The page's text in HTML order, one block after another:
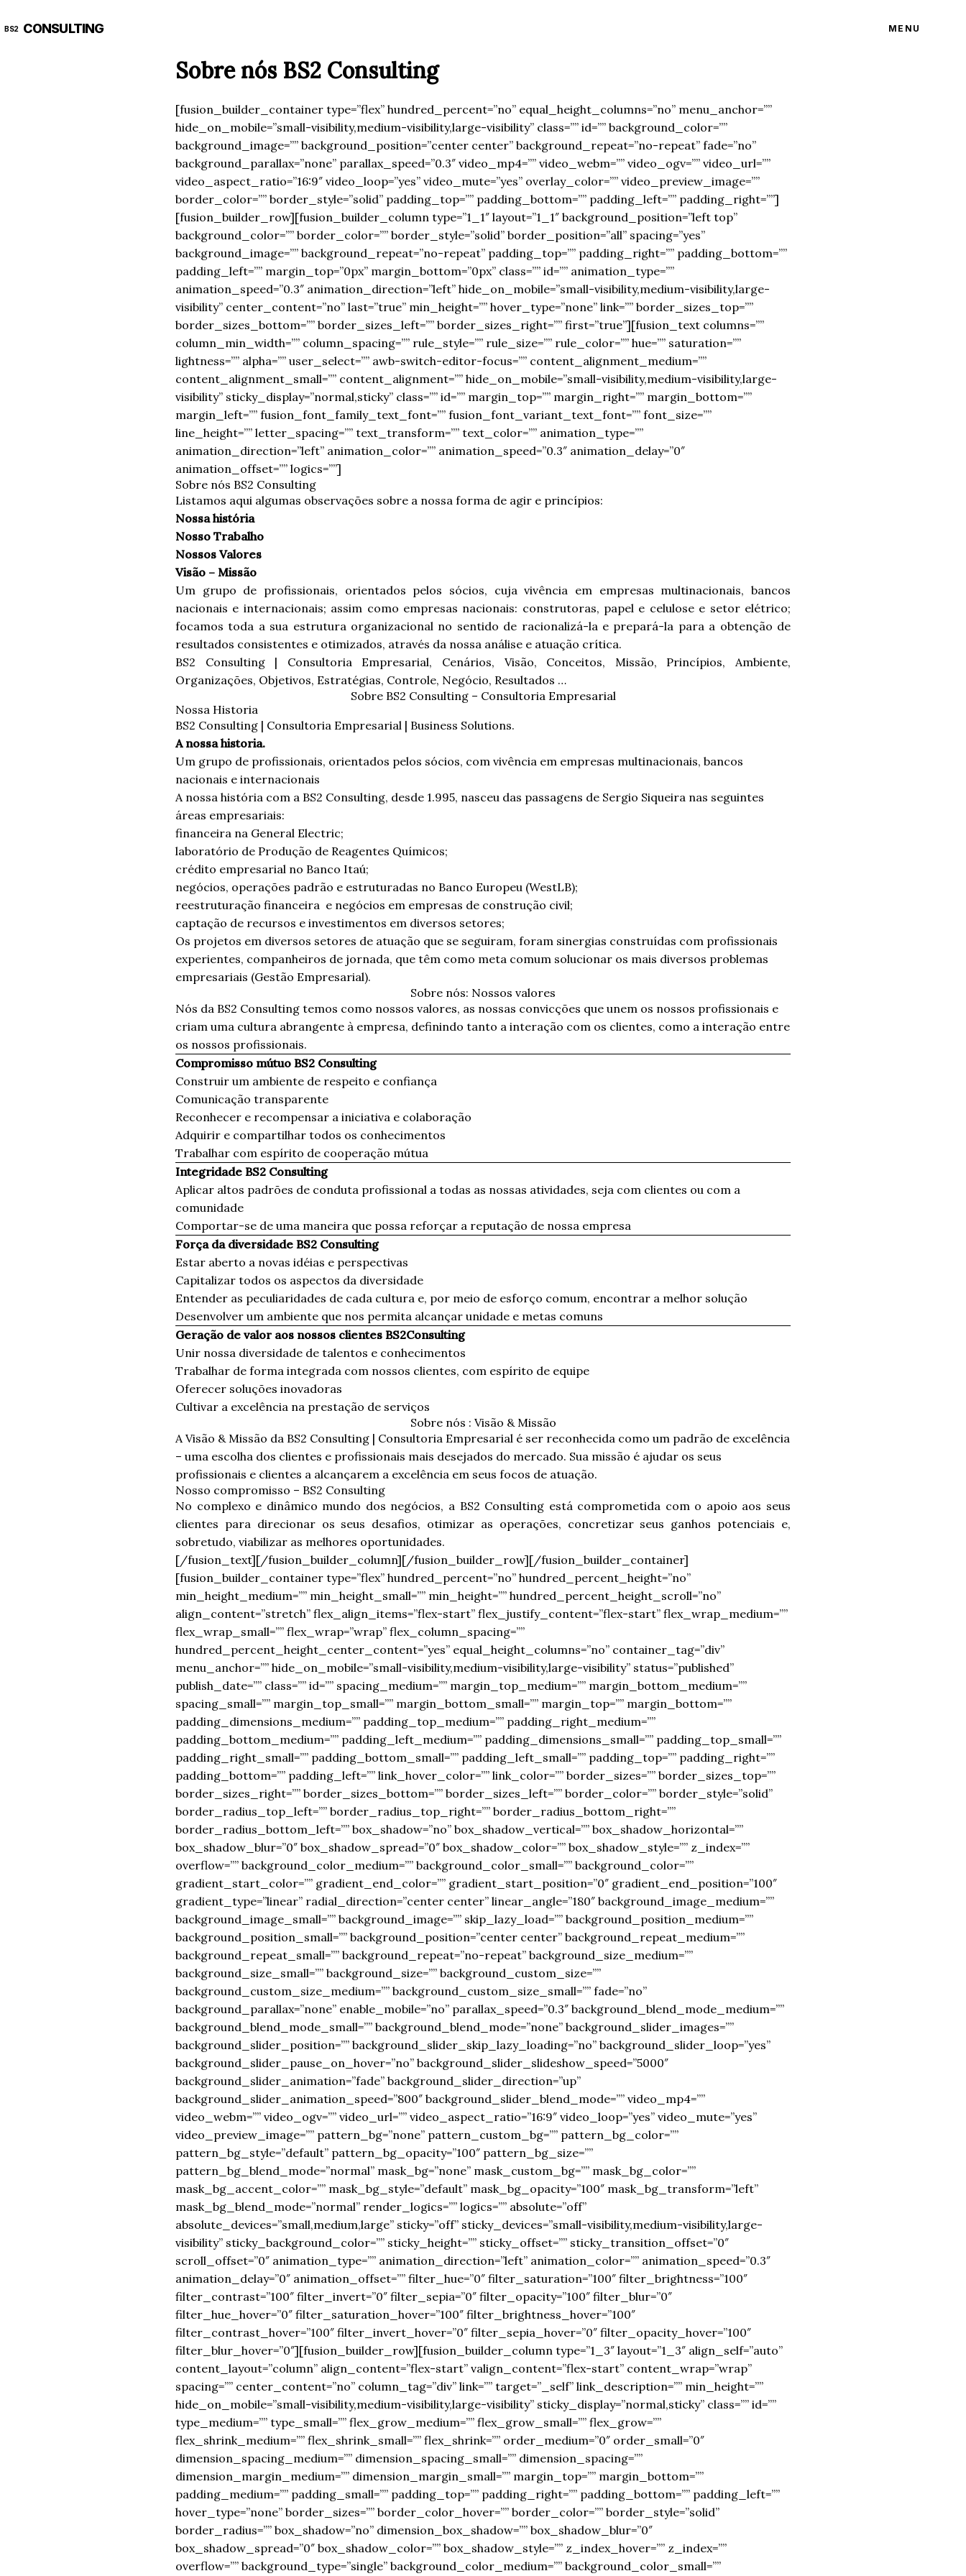
BS2 CONSULTING MENU
Sobre nós BS2 Consulting
[fusion_builder_container type=”flex” hundred_percent=”no” equal_height_columns=”no” menu_anchor=””
hide_on_mobile=”small-visibility,medium-visibility,large-visibility” class=”” id=”” background_color=””
background_image=”” background_position=”center center” background_repeat=”no-repeat” fade=”no”
background_parallax=”none” parallax_speed=”0.3″ video_mp4=”” video_webm=”” video_ogv=”” video_url=””
video_aspect_ratio=”16:9″ video_loop=”yes” video_mute=”yes” overlay_color=”” video_preview_image=””
border_color=”” border_style=”solid” padding_top=”” padding_bottom=”” padding_left=”” padding_right=””]
[fusion_builder_row][fusion_builder_column type=”1_1″ layout=”1_1″ background_position=”left top”
background_color=”” border_color=”” border_style=”solid” border_position=”all” spacing=”yes”
background_image=”” background_repeat=”no-repeat” padding_top=”” padding_right=”” padding_bottom=””
padding_left=”” margin_top=”0px” margin_bottom=”0px” class=”” id=”” animation_type=””
animation_speed=”0.3″ animation_direction=”left” hide_on_mobile=”small-visibility,medium-visibility,large-
visibility” center_content=”no” last=”true” min_height=”” hover_type=”none” link=”” border_sizes_top=””
border_sizes_bottom=”” border_sizes_left=”” border_sizes_right=”” first=”true”][fusion_text columns=””
column_min_width=”” column_spacing=”” rule_style=”” rule_size=”” rule_color=”” hue=”” saturation=””
lightness=”” alpha=”” user_select=”” awb-switch-editor-focus=”” content_alignment_medium=””
content_alignment_small=”” content_alignment=”” hide_on_mobile=”small-visibility,medium-visibility,large-
visibility” sticky_display=”normal,sticky” class=”” id=”” margin_top=”” margin_right=”” margin_bottom=””
margin_left=”” fusion_font_family_text_font=”” fusion_font_variant_text_font=”” font_size=””
line_height=”” letter_spacing=”” text_transform=”” text_color=”” animation_type=””
animation_direction=”left” animation_color=”” animation_speed=”0.3″ animation_delay=”0″
animation_offset=”” logics=””]
Sobre nós BS2 Consulting
Listamos aqui algumas observações sobre a nossa forma de agir e princípios:
Nossa história
Nosso Trabalho
Nossos Valores
Visão – Missão
Um grupo de profissionais, orientados pelos sócios, cuja vivência em empresas multinacionais, bancos
nacionais e internacionais; assim como empresas nacionais: construtoras, papel e celulose e setor elétrico;
focamos toda a sua estrutura organizacional no sentido de racionalizá-la e prepará-la para a obtenção de
resultados consistentes e otimizados, através da nossa análise e atuação crítica.
BS2 Consulting | Consultoria Empresarial, Cenários, Visão, Conceitos, Missão, Princípios, Ambiente,
Organizações, Objetivos, Estratégias, Controle, Negócio, Resultados …
Sobre BS2 Consulting – Consultoria Empresarial
Nossa Historia
BS2 Consulting | Consultoria Empresarial | Business Solutions.
A nossa historia.
Um grupo de profissionais, orientados pelos sócios, com vivência em empresas multinacionais, bancos
nacionais e internacionais
A nossa história com a BS2 Consulting, desde 1.995, nasceu das passagens de Sergio Siqueira nas seguintes
áreas empresariais:
financeira na General Electric;
laboratório de Produção de Reagentes Químicos;
crédito empresarial no Banco Itaú;
negócios, operações padrão e estruturadas no Banco Europeu (WestLB);
reestruturação financeira e negócios em empresas de construção civil;
captação de recursos e investimentos em diversos setores;
Os projetos em diversos setores de atuação que se seguiram, foram sinergias construídas com profissionais
experientes, companheiros de jornada, que têm como meta comum solucionar os mais diversos problemas
empresariais (Gestão Empresarial).
Sobre nós: Nossos valores
Nós da BS2 Consulting temos como nossos valores, as nossas convicções que unem os nossos profissionais e
criam uma cultura abrangente à empresa, definindo tanto a interação com os clientes, como a interação entre
os nossos profissionais.
Compromisso mútuo BS2 Consulting
Construir um ambiente de respeito e confiança
Comunicação transparente
Reconhecer e recompensar a iniciativa e colaboração
Adquirir e compartilhar todos os conhecimentos
Trabalhar com espírito de cooperação mútua
Integridade BS2 Consulting
Aplicar altos padrões de conduta profissional a todas as nossas atividades, seja com clientes ou com a
comunidade
Comportar-se de uma maneira que possa reforçar a reputação de nossa empresa
Força da diversidade BS2 Consulting
Estar aberto a novas idéias e perspectivas
Capitalizar todos os aspectos da diversidade
Entender as peculiaridades de cada cultura e, por meio de esforço comum, encontrar a melhor solução
Desenvolver um ambiente que nos permita alcançar unidade e metas comuns
Geração de valor aos nossos clientes BS2Consulting
Unir nossa diversidade de talentos e conhecimentos
Trabalhar de forma integrada com nossos clientes, com espírito de equipe
Oferecer soluções inovadoras
Cultivar a excelência na prestação de serviços
Sobre nós : Visão & Missão
A Visão & Missão da BS2 Consulting | Consultoria Empresarial é ser reconhecida como um padrão de excelência
– uma escolha dos clientes e profissionais mais desejados do mercado. Sua missão é ajudar os seus
profissionais e clientes a alcançarem a excelência em seus focos de atuação.
Nosso compromisso – BS2 Consulting
No complexo e dinâmico mundo dos negócios, a BS2 Consulting está comprometida com o apoio aos seus
clientes para direcionar os seus desafios, otimizar as operações, concretizar seus ganhos potenciais e,
sobretudo, viabilizar as melhores oportunidades.
[/fusion_text][/fusion_builder_column][/fusion_builder_row][/fusion_builder_container]
[fusion_builder_container type=”flex” hundred_percent=”no” hundred_percent_height=”no”
min_height_medium=”” min_height_small=”” min_height=”” hundred_percent_height_scroll=”no”
align_content=”stretch” flex_align_items=”flex-start” flex_justify_content=”flex-start” flex_wrap_medium=””
flex_wrap_small=”” flex_wrap=”wrap” flex_column_spacing=””
hundred_percent_height_center_content=”yes” equal_height_columns=”no” container_tag=”div”
menu_anchor=”” hide_on_mobile=”small-visibility,medium-visibility,large-visibility” status=”published”
publish_date=”” class=”” id=”” spacing_medium=”” margin_top_medium=”” margin_bottom_medium=””
spacing_small=”” margin_top_small=”” margin_bottom_small=”” margin_top=”” margin_bottom=””
padding_dimensions_medium=”” padding_top_medium=”” padding_right_medium=””
padding_bottom_medium=”” padding_left_medium=”” padding_dimensions_small=”” padding_top_small=””
padding_right_small=”” padding_bottom_small=”” padding_left_small=”” padding_top=”” padding_right=””
padding_bottom=”” padding_left=”” link_hover_color=”” link_color=”” border_sizes=”” border_sizes_top=””
border_sizes_right=”” border_sizes_bottom=”” border_sizes_left=”” border_color=”” border_style=”solid”
border_radius_top_left=”” border_radius_top_right=”” border_radius_bottom_right=””
border_radius_bottom_left=”” box_shadow=”no” box_shadow_vertical=”” box_shadow_horizontal=””
box_shadow_blur=”0″ box_shadow_spread=”0″ box_shadow_color=”” box_shadow_style=”” z_index=””
overflow=”” background_color_medium=”” background_color_small=”” background_color=””
gradient_start_color=”” gradient_end_color=”” gradient_start_position=”0″ gradient_end_position=”100″
gradient_type=”linear” radial_direction=”center center” linear_angle=”180″ background_image_medium=””
background_image_small=”” background_image=”” skip_lazy_load=”” background_position_medium=””
background_position_small=”” background_position=”center center” background_repeat_medium=””
background_repeat_small=”” background_repeat=”no-repeat” background_size_medium=””
background_size_small=”” background_size=”” background_custom_size=””
background_custom_size_medium=”” background_custom_size_small=”” fade=”no”
background_parallax=”none” enable_mobile=”no” parallax_speed=”0.3″ background_blend_mode_medium=””
background_blend_mode_small=”” background_blend_mode=”none” background_slider_images=””
background_slider_position=”” background_slider_skip_lazy_loading=”no” background_slider_loop=”yes”
background_slider_pause_on_hover=”no” background_slider_slideshow_speed=”5000″
background_slider_animation=”fade” background_slider_direction=”up”
background_slider_animation_speed=”800″ background_slider_blend_mode=”” video_mp4=””
video_webm=”” video_ogv=”” video_url=”” video_aspect_ratio=”16:9″ video_loop=”yes” video_mute=”yes”
video_preview_image=”” pattern_bg=”none” pattern_custom_bg=”” pattern_bg_color=””
pattern_bg_style=”default” pattern_bg_opacity=”100″ pattern_bg_size=””
pattern_bg_blend_mode=”normal” mask_bg=”none” mask_custom_bg=”” mask_bg_color=””
mask_bg_accent_color=”” mask_bg_style=”default” mask_bg_opacity=”100″ mask_bg_transform=”left”
mask_bg_blend_mode=”normal” render_logics=”” logics=”” absolute=”off”
absolute_devices=”small,medium,large” sticky=”off” sticky_devices=”small-visibility,medium-visibility,large-
visibility” sticky_background_color=”” sticky_height=”” sticky_offset=”” sticky_transition_offset=”0″
scroll_offset=”0″ animation_type=”” animation_direction=”left” animation_color=”” animation_speed=”0.3″
animation_delay=”0″ animation_offset=”” filter_hue=”0″ filter_saturation=”100″ filter_brightness=”100″
filter_contrast=”100″ filter_invert=”0″ filter_sepia=”0″ filter_opacity=”100″ filter_blur=”0″
filter_hue_hover=”0″ filter_saturation_hover=”100″ filter_brightness_hover=”100″
filter_contrast_hover=”100″ filter_invert_hover=”0″ filter_sepia_hover=”0″ filter_opacity_hover=”100″
filter_blur_hover=”0″][fusion_builder_row][fusion_builder_column type=”1_3″ layout=”1_3″ align_self=”auto”
content_layout=”column” align_content=”flex-start” valign_content=”flex-start” content_wrap=”wrap”
spacing=”” center_content=”no” column_tag=”div” link=”” target=”_self” link_description=”” min_height=””
hide_on_mobile=”small-visibility,medium-visibility,large-visibility” sticky_display=”normal,sticky” class=”” id=””
type_medium=”” type_small=”” flex_grow_medium=”” flex_grow_small=”” flex_grow=””
flex_shrink_medium=”” flex_shrink_small=”” flex_shrink=”” order_medium=”0″ order_small=”0″
dimension_spacing_medium=”” dimension_spacing_small=”” dimension_spacing=””
dimension_margin_medium=”” dimension_margin_small=”” margin_top=”” margin_bottom=””
padding_medium=”” padding_small=”” padding_top=”” padding_right=”” padding_bottom=”” padding_left=””
hover_type=”none” border_sizes=”” border_color_hover=”” border_color=”” border_style=”solid”
border_radius=”” box_shadow=”no” dimension_box_shadow=”” box_shadow_blur=”0″
box_shadow_spread=”0″ box_shadow_color=”” box_shadow_style=”” z_index_hover=”” z_index=””
overflow=”” background_type=”single” background_color_medium=”” background_color_small=””